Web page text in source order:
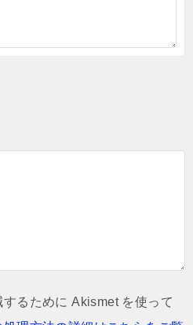
るために Akismet を使って